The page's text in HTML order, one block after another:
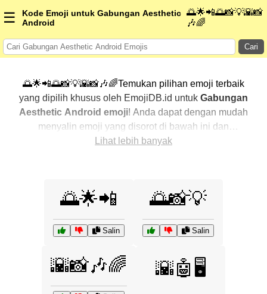
☰
Kode Emoji untuk Gabungan Aesthetic
Android
🌅🌟📲🌅📸💡🌇📸
🎶🌈
Cari
🌅🌟📲🌅📸💡🌇📸🎶🌈Temukan pilihan emoji terbaik
yang dipilih khusus oleh EmojiDB.id untuk Gabungan
Aesthetic Android emoji! Anda dapat dengan mudah
menyalin emoji yang disorot di bawah ini dan
menggunakannya di percakapan Anda untuk
pilihan? Jelajahi kategori lainnya untuk menemukan cara
Android dengan emoji.
Lihat lebih banyak
🌅🌟📲
Salin
🌅📸💡
Salin
🌇📸🎶🌈 🌇🤖🖥️